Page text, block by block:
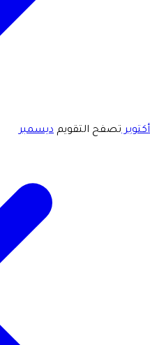
أكتوبرتصفح التقويم ديسمبر